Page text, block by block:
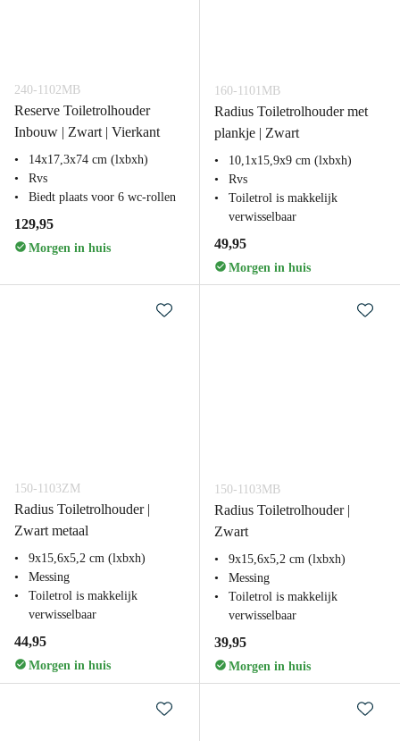
240-1102MB
Reserve Toiletrolhouder
Inbouw | Zwart | Vierkant
14x17,3x74 cm (lxbxh)
Rvs
Biedt plaats voor 6 wc-rollen
129,95
Morgen in huis
160-1101MB
Radius Toiletrolhouder met
plankje | Zwart
10,1x15,9x9 cm (lxbxh)
Rvs
Toiletrol is makkelijk
verwisselbaar
49,95
Morgen in huis
150-1103ZM
Radius Toiletrolhouder |
Zwart metaal
9x15,6x5,2 cm (lxbxh)
Messing
Toiletrol is makkelijk
verwisselbaar
44,95
Morgen in huis
150-1103MB
Radius Toiletrolhouder |
Zwart
9x15,6x5,2 cm (lxbxh)
Messing
Toiletrol is makkelijk
verwisselbaar
39,95
Morgen in huis